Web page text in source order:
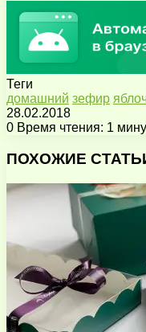
Теги
домашний зефир
28.02.2018
0 Время чтения: 1
через
почту
ПОХОЖИЕ